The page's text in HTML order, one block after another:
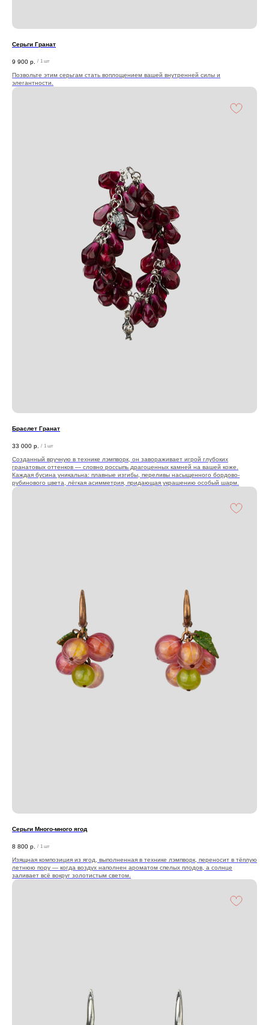
Серьги Гранат
9 900 р. / 1 шт
Позвольте этим серьгам стать воплощением вашей внутренней силы и
элегантности.
Браслет Гранат
33 000 р. / 1 шт
Созданный вручную в технике лэмпворк, он завораживает игрой глубоких
гранатовых оттенков — словно россыпь драгоценных камней на вашей коже.
Каждая бусина уникальна: плавные изгибы, переливы насыщенного бордово-
рубинового цвета, лёгкая асимметрия, придающая украшению особый шарм.
Серьги Много-много ягод
8 800 р. / 1 шт
Изящная композиция из ягод, выполненная в технике лэмпворк, переносит в тёплую
летнюю пору — когда воздух наполнен ароматом спелых плодов, а солнце
заливает всё вокруг золотистым светом.